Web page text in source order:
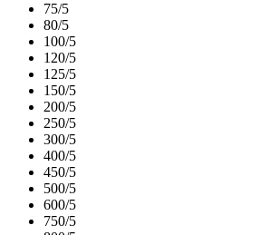
75/5
80/5
100/5
120/5
125/5
150/5
200/5
250/5
300/5
400/5
450/5
500/5
600/5
750/5